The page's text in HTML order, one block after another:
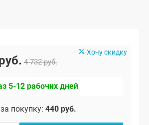
Хочу скидку
4 732 руб.
5-12 рабочих дней
покупку: 440 руб.